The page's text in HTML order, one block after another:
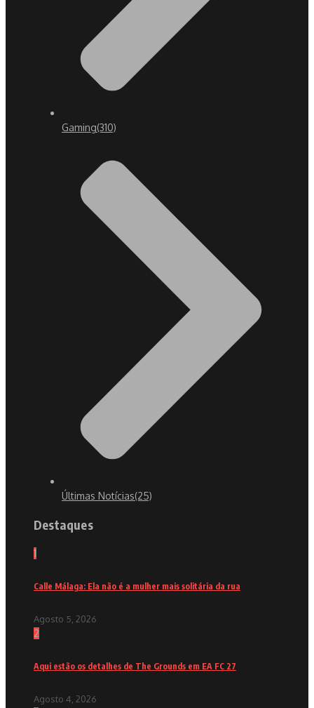
Gaming(310)
Últimas Notícias(25)
Destaques
1
Calle Málaga: Ela não é a mulher mais solitária da rua
Agosto 5, 2026
2
Aqui estão os detalhes de The Grounds em EA FC 27
Agosto 4, 2026